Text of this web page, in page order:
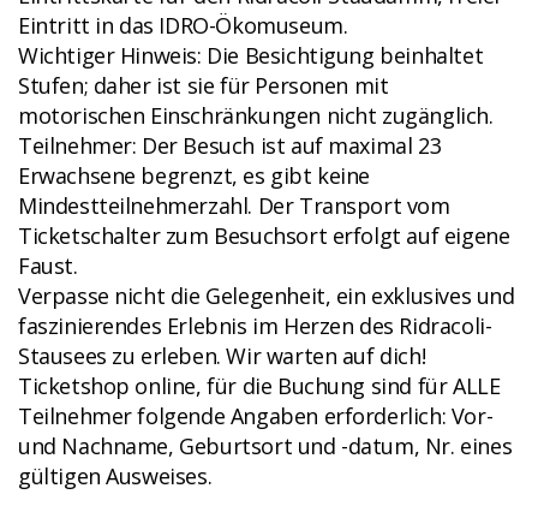
Eintritt in das IDRO-Ökomuseum.
Wichtiger Hinweis: Die Besichtigung beinhaltet
Stufen; daher ist sie für Personen mit
motorischen Einschränkungen nicht zugänglich.
Teilnehmer: Der Besuch ist auf maximal 23
Erwachsene begrenzt, es gibt keine
Mindestteilnehmerzahl. Der Transport vom
Ticketschalter zum Besuchsort erfolgt auf eigene
Faust.
Verpasse nicht die Gelegenheit, ein exklusives und
faszinierendes Erlebnis im Herzen des Ridracoli-
Stausees zu erleben. Wir warten auf dich!
Ticketshop online, für die Buchung sind für ALLE
Teilnehmer folgende Angaben erforderlich: Vor-
und Nachname, Geburtsort und -datum, Nr. eines
gültigen Ausweises.